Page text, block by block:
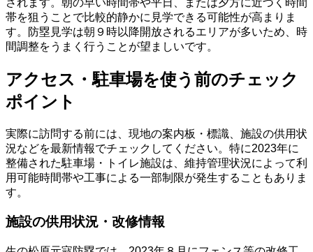
されます。朝の早い時間帯や平日、または夕方に近づく時間
帯を狙うことで比較的静かに見学できる可能性が高まりま
す。防塁見学は朝９時以降開放されるエリアが多いため、時
間調整をうまく行うことが望ましいです。
アクセス・駐車場を使う前のチェック
ポイント
実際に訪問する前には、現地の案内板・標識、施設の供用状
況などを最新情報でチェックしてください。特に2023年に
整備された駐車場・トイレ施設は、維持管理状況によって利
用可能時間帯や工事による一部制限が発生することもありま
す。
施設の供用状況・改修情報